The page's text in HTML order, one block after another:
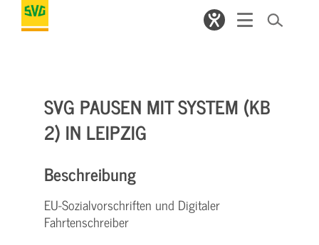
SVG PAUSEN MIT SYSTEM (KB
2) IN LEIPZIG
Beschreibung
EU-Sozialvorschriften und Digitaler
Fahrtenschreiber